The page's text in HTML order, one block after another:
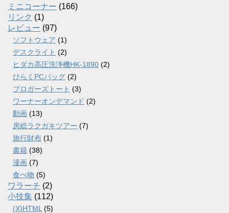
ミニコーナー (166)
リンク (1)
レビュー (97)
ソフトウェア (1)
デスクライト (2)
ヒダカ高圧洗浄機HK-1890 (2)
ひらくPCバッグ (2)
ブロガーズトート (3)
ワーナーオンデマンド (2)
動画 (13)
房総ラクガキツアー (7)
旅行財布 (1)
書籍 (38)
漫画 (7)
食べ物 (5)
ワラーチ (2)
小技集 (112)
(X)HTML (5)